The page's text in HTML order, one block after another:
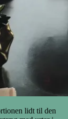
lidt til den